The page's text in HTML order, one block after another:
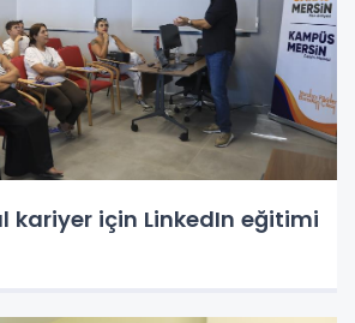
kariyer için LinkedIn eğitimi